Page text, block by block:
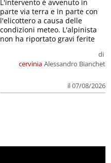
Alessandro Bianchet
l'elicottero a causa delle
condizioni meteo. L'alpinista
non ha riportato gravi ferite